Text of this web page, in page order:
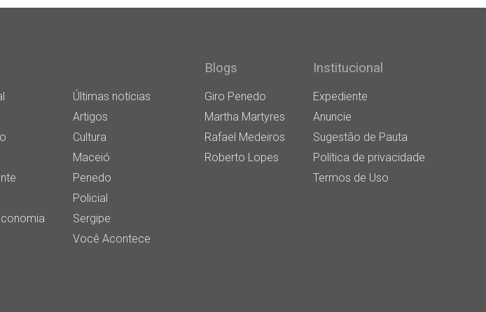
Últimas notícias
Artigos
Cultura
Maceió
Penedo
Policial
Sergipe
Você Acontece
Blogs
Giro Penedo
Martha Martyres
Rafael Medeiros
Roberto Lopes
Institucional
Expediente
Anuncie
Sugestão de Pauta
Política de privacidade
Termos de Uso